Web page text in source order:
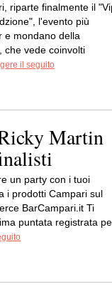
riparte finalmente il
l'evento più
e mondano della
che vede coinvolti
il seguito
Martin
un party con i tuoi
i prodotti Campari sul
BarCampari.it Ti
puntata registrata